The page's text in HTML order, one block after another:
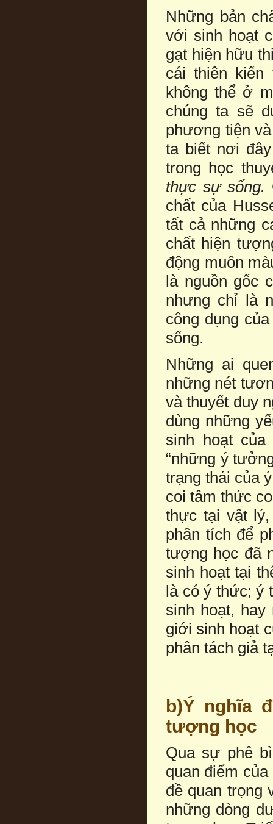
Những bản
với sinh hoạt
gạt hiện hữu
cái thiên
không thể ở
chúng ta sẽ
phương tiện
ta biết nơi
trong học
thực sự sống.
chất của
tất cả những
chất hiện
động muôn
là nguồn gốc
nhưng chỉ là
công dụng
sống.
Những ai
những nét
và thuyết duy
dùng những
sinh hoạt
“những ý
trạng thái của
coi tâm thức
thực tại vật
phân tích để
tượng học đã
sinh hoạt tại
là có ý thức; ý
sinh hoạt,
giới sinh hoạt
phân tách giả
b)Ý nghĩa
tượng học
Qua sự phê
quan điểm
đề quan trọng
những dòng